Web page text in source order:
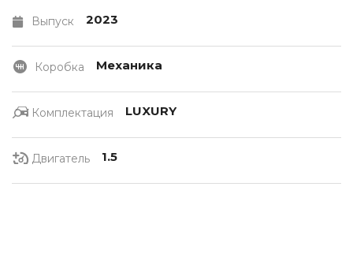
Выпуск 2023
Коробка Механика
Комплектация LUXURY
Двигатель 1.5